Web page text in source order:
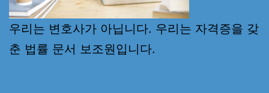
우리는 변호사가 아닙니다. 우리는 자격증을 갖
춘 법률 문서 보조원입니다.